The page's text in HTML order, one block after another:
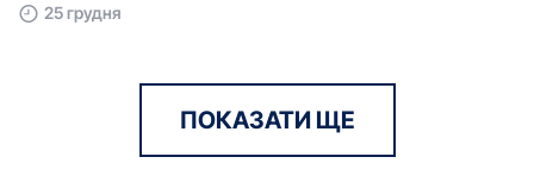
25 грудня
ПОКАЗАТИ ЩЕ